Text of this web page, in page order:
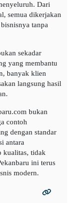
Dari
semua dikerjakan
tanpa
sekadar
yang membantu
banyak klien
langsung hasil
bukan
contoh
dengan standar
antara
kualitas, tidak
ini terus
modern.